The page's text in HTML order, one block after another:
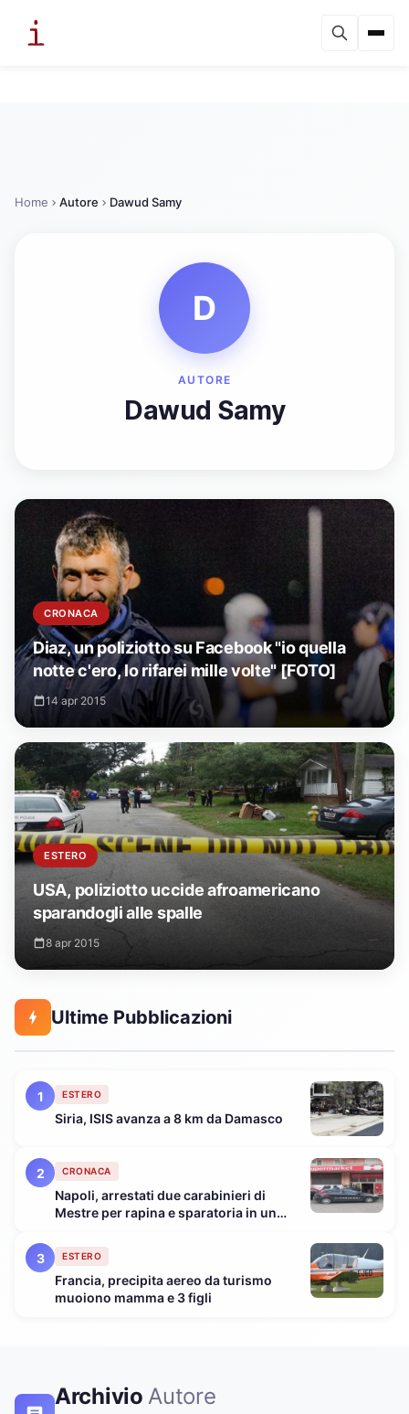
Home Autore Dawud Samy
D
AUTORE
Dawud Samy
CRONACA
Diaz, un poliziotto su Facebook "io quella
notte c'ero, lo rifarei mille volte" [FOTO]
14 apr 2015
ESTERO
USA, poliziotto uccide afroamericano
sparandogli alle spalle
8 apr 2015
Ultime Pubblicazioni
1 ESTERO
Siria, ISIS avanza a 8 km da Damasco
2 CRONACA
Napoli, arrestati due carabinieri di
Mestre per rapina e sparatoria in un
3
ESTERO
Francia, precipita aereo da turismo
muoiono mamma e 3 figli
ArchivioAutore